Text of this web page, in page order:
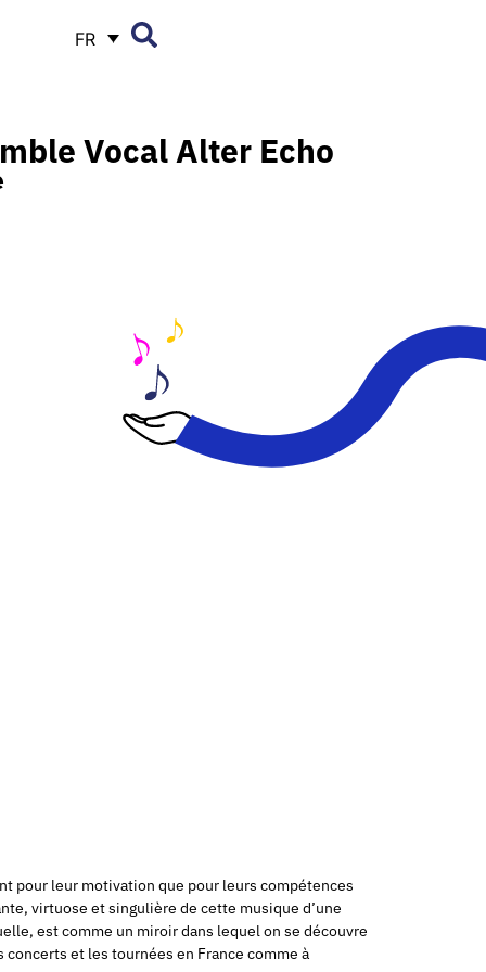
FR
Vocal Alter Echo
pour leur motivation que pour leurs compétences
virtuose et singulière de cette musique d’une
est comme un miroir dans lequel on se découvre
et les tournées en France comme à